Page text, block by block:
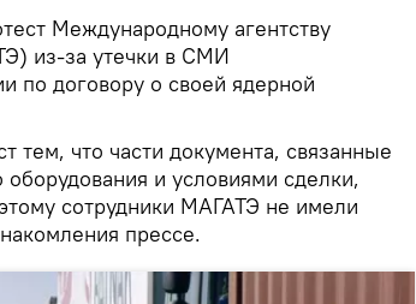
Международному агентству
из-за утечки в СМИ
по договору о своей ядерной
тем, что части документа, связанные
и условиями сделки,
сотрудники МАГАТЭ не имели
прессе.